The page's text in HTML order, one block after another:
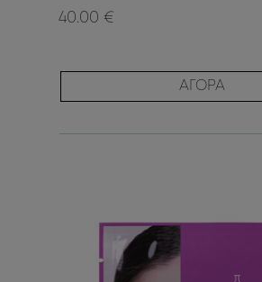
40.00 €
ΑΓΟΡΑ